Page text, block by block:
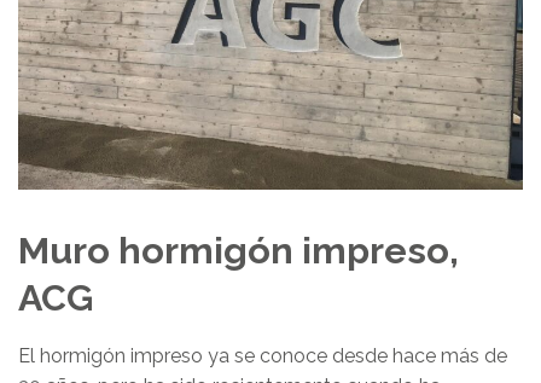
Muro hormigón impreso,
ACG
El hormigón impreso ya se conoce desde hace más de